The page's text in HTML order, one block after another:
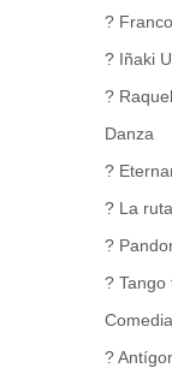
?
? Iñaki
?
Danza
?
? La
?
?
Comedia
?